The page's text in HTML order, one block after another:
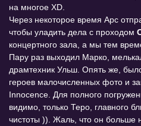
на многое XD.
Через некоторое время Арс
чтобы уладить дела с проходом
концертного зала, а мы тем
Пару раз выходил Марко,
драмтехник Ульш. Опять же,
героев малочисленных фото и
Innocence. Для полного
видимо, только Теро, главного
чистоты )). Жаль, что он больше